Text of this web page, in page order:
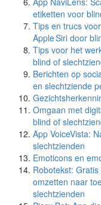
etiketten voor
Tips en trucs
Apple Siri door
Tips voor het
blind of
Berichten op
en slechtziende
Omgaan met
blind of
App VoiceVista:
slechtzienden
Emoticons en
Robotekst:
omzetten naar
slechtzienden